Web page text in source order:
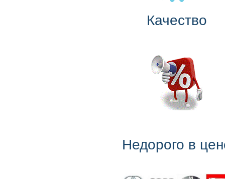
Качество
Недорого в